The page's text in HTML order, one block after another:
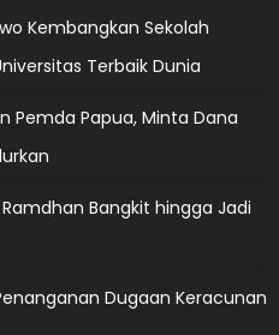
Kembangkan Sekolah
Terbaik Dunia
Pemda Papua, Minta Dana
Ramdhan Bangkit hingga Jadi
Dugaan Keracunan